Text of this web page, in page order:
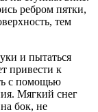
ребром пятки,
тем
и пытаться
привести к
с помощью
Мягкий снег
бок, не